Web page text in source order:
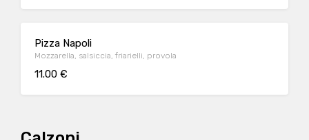
Pizza Napoli
Mozzarella, salsiccia, friarielli, provola
11.00 €